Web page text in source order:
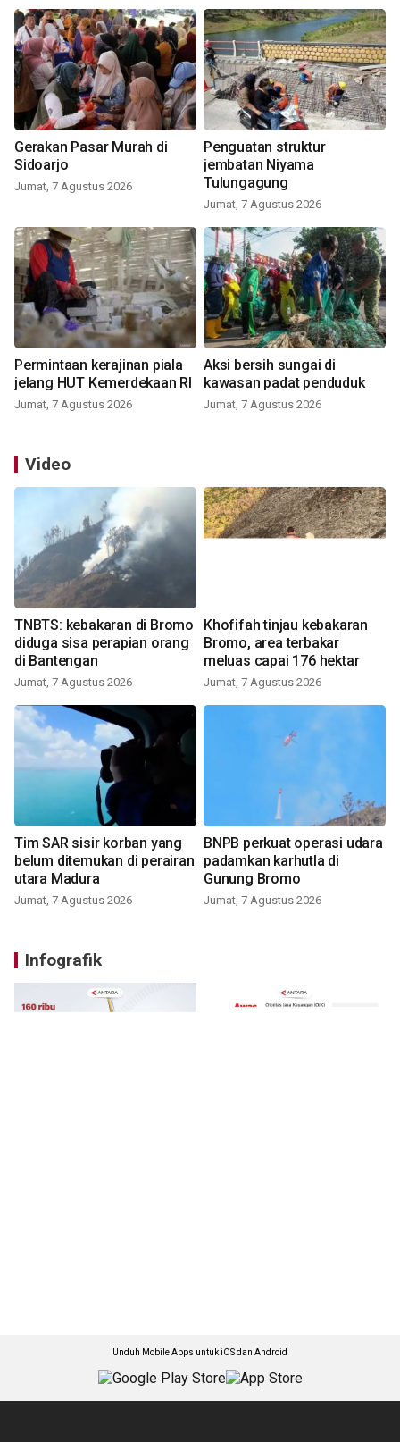
Gerakan Pasar Murah di
Sidoarjo
Jumat, 7 Agustus 2026
Penguatan struktur
jembatan Niyama
Tulungagung
Jumat, 7 Agustus 2026
Permintaan kerajinan piala
jelang HUT Kemerdekaan RI
Jumat, 7 Agustus 2026
Aksi bersih sungai di
kawasan padat penduduk
Jumat, 7 Agustus 2026
Video
TNBTS: kebakaran di Bromo
diduga sisa perapian orang
di Bantengan
Jumat, 7 Agustus 2026
Khofifah tinjau kebakaran
Bromo, area terbakar
meluas capai 176 hektar
Jumat, 7 Agustus 2026
Tim SAR sisir korban yang
belum ditemukan di perairan
utara Madura
Jumat, 7 Agustus 2026
BNPB perkuat operasi udara
padamkan karhutla di
Gunung Bromo
Jumat, 7 Agustus 2026
Infografik
Unduh Mobile Apps untuk iOS dan Android